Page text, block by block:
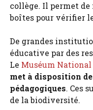
collège. Il permet
boîtes pour vérifier
De grandes
éducative par des
Le Muséum
met à disposition
pédagogiques. Ces
de la biodiversité.